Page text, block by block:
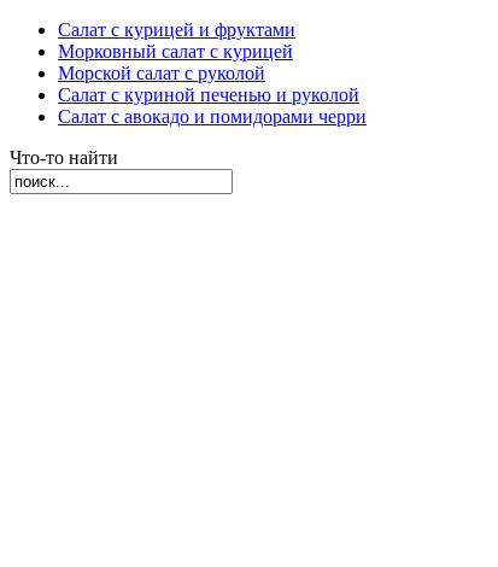
Салат с курицей и фруктами
Морковный салат с курицей
Морской салат с руколой
Салат с куриной печенью и руколой
Салат с авокадо и помидорами черри
Что-то найти